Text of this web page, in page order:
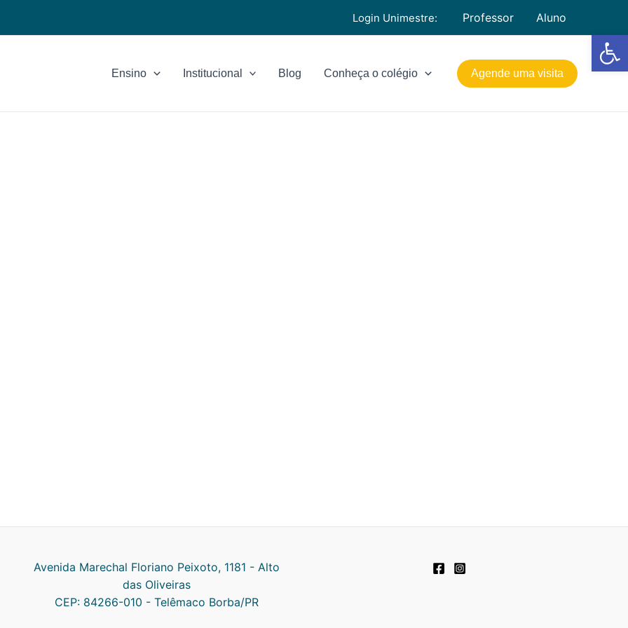
Login Unimestre: Professor Aluno
Ensino Institucional Blog Conheça o colégio Agende uma visita
Avenida Marechal Floriano Peixoto, 1181 - Alto
das Oliveiras
CEP: 84266-010 - Telêmaco Borba/PR
Barra de